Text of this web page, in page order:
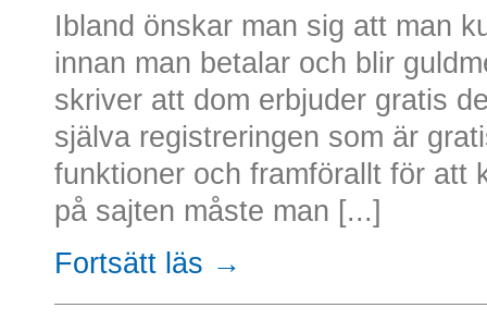
Ibland önskar man sig att man
innan man betalar och blir
skriver att dom erbjuder gratis
själva registreringen som är
funktioner och framförallt för att
på sajten måste man [...]
Fortsätt läs →